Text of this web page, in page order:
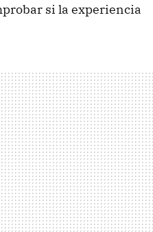
si la experiencia